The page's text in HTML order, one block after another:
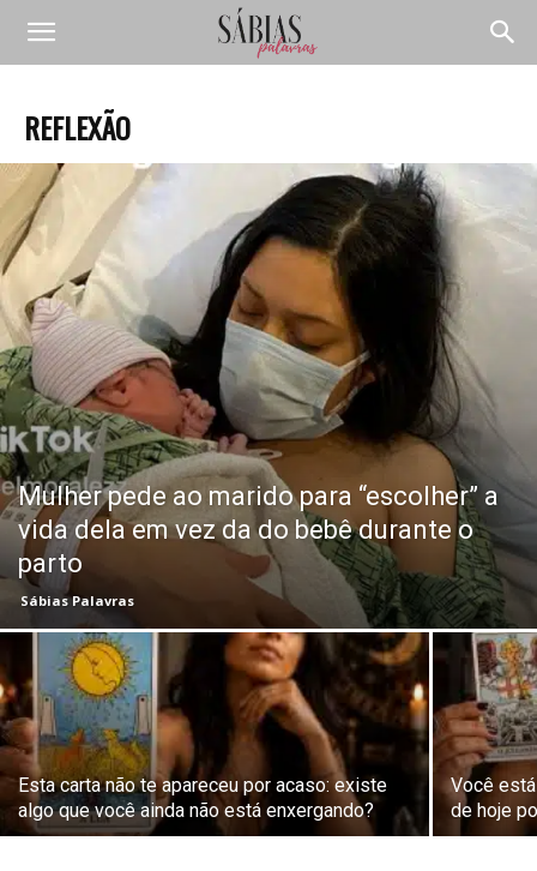
REFLEXÃO
Mulher pede ao marido para “escolher” a
vida dela em vez da do bebê durante o
parto
Sábias Palavras
Esta carta não te apareceu por acaso: existe
algo que você ainda não está enxergando?
Você
de hoje